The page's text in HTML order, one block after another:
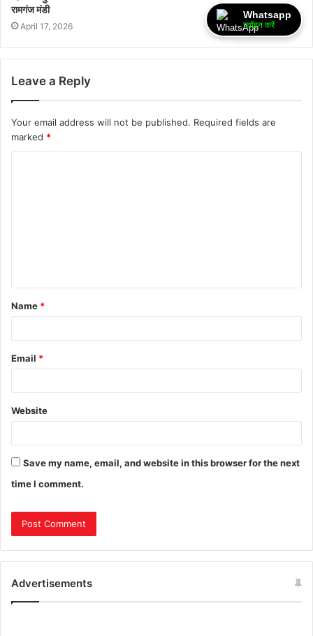
रामगंज मंडी
April 17, 2026
Leave a Reply
Your email address will not be published. Required fields are
marked *
Name *
Email *
Website
Save my name, email, and website in this browser for the next
time I comment.
Advertisements
Whatsapp
ज्वॉइन करें